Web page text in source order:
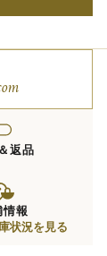
返品
情報
状況を見る